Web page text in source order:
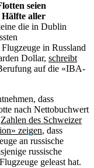
seien
Hälfte aller
die in Dublin
in Russland
Dollar, schreibt
auf die «IBA-
dass
nach Nettobuchwert
Zahlen des Schweizer
zeigen, dass
an russische
russische
geleast hat.